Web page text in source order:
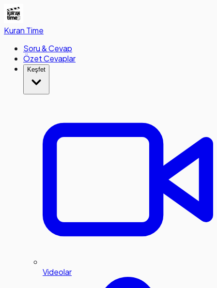
Kuran Time
Soru & Cevap
Özet Cevaplar
Keşfet
Videolar